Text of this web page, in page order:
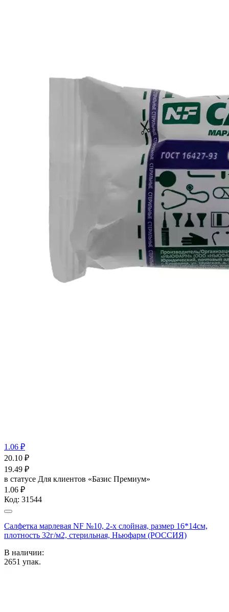
1.06 ₽
20.10 ₽
19.49 ₽
в статусе Для клиентов «Базис Премиум»
1.06 ₽
Код: 31544
Салфетка марлевая NF №10, 2-х слойная, размер 16*14см,
плотность 32г/м2, стерильная, Ньюфарм (РОССИЯ)
В наличии:
2651 упак.